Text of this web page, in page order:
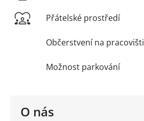
O nás
Přátelské prostředí
Občerstvení na pracovišti
Možnost parkování